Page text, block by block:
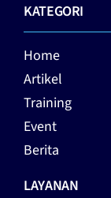
KATEGORI
Home
Artikel
Training
Event
Berita
LAYANAN